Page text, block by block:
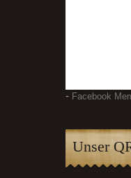
- Facebook
Unser